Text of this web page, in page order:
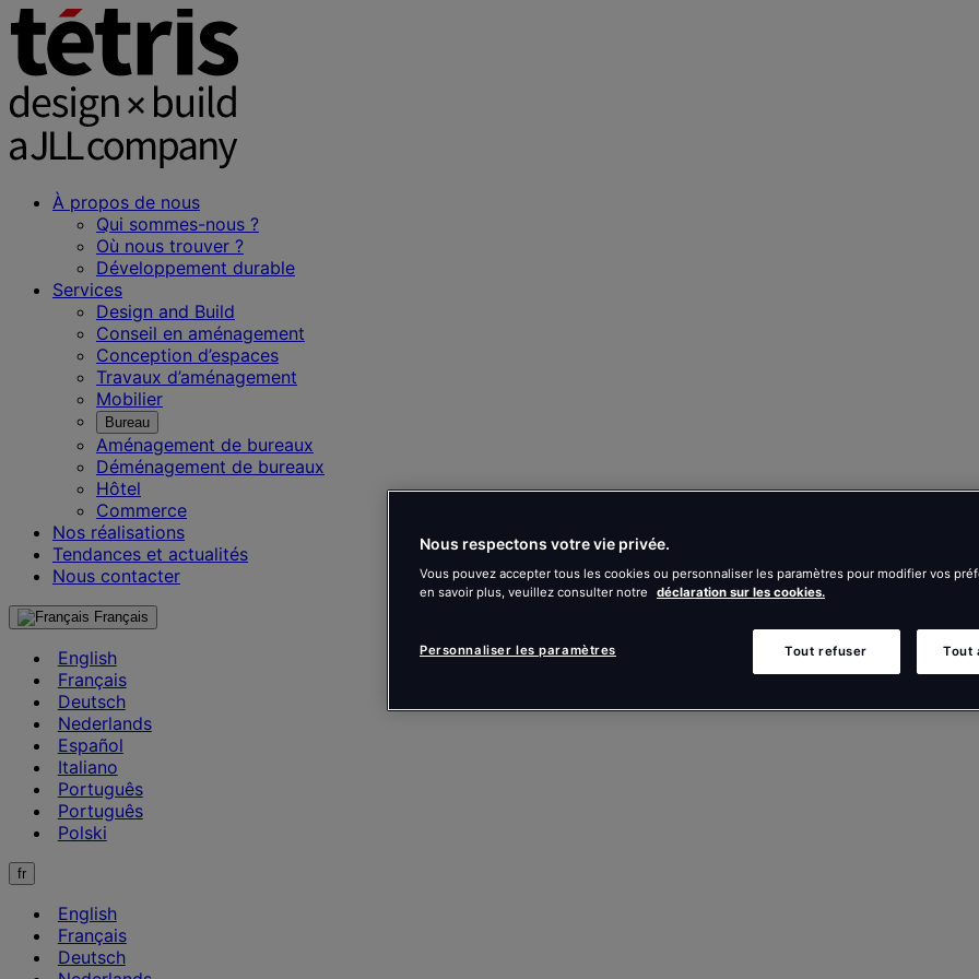
À propos de nous
Qui sommes-nous ?
Où nous trouver ?
Développement durable
Services
Design and Build
Conseil en aménagement
Conception d’espaces
Travaux d’aménagement
Mobilier
Bureau
Aménagement de bureaux
Déménagement de bureaux
Hôtel
Commerce
Nos réalisations
Tendances et actualités
Nous contacter
Français
English
Français
Deutsch
Nederlands
Español
Italiano
Português
Português
Polski
fr
English
Français
Deutsch
Nous respectons votre vie privée.
Vous pouvez accepter tous les cookies ou personnaliser les paramètres pour modifier vos
en savoir plus, veuillez consulter notre
déclaration sur les cookies.
Tout refuser Tout
Personnaliser les paramètres